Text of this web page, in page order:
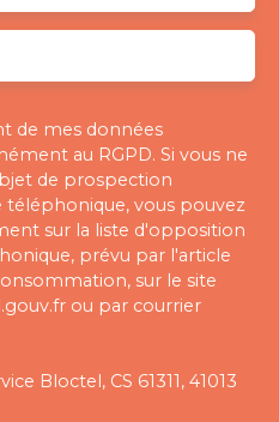
de mes données
au RGPD. Si vous ne
de prospection
vous pouvez
sur la liste d'opposition
prévu par l'article
sur le site
ou par courrier
Bloctel, CS 61311, 41013